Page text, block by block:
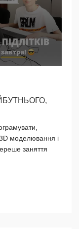
моделювання і
заняття